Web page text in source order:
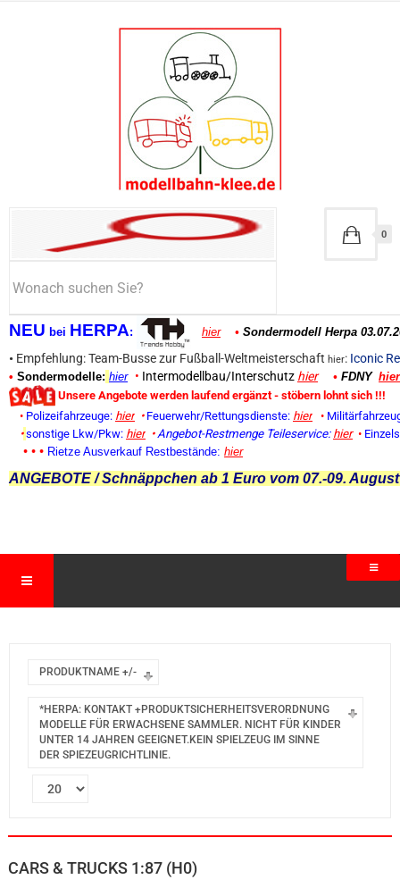
NEU bei HERPA: hier • Sondermodell Herpa
• Empfehlung: Team-Busse zur Fußball-Weltmeisterschaft hier: Iconic
• Sondermodelle: hier • Intermodellbau/Interschutz hier • FDNY hier
Unsere Angebote werden laufend ergänzt - stöbern lohnt sich !!!
• Polizeifahrzeuge: hier • Feuerwehr/Rettungsdienste: hier •
• sonstige Lkw/Pkw: hier • Angebot-Restmenge Teileservice: hier •
• • • Rietze Ausverkauf Restbestände: hier
ANGEBOTE / Schnäppchen ab 1 Euro vom 07.-09.
0
PRODUKTNAME +/-
*HERPA: KONTAKT +PRODUKTSICHERHEITSVERORDNUNG
MODELLE FÜR ERWACHSENE SAMMLER. NICHT FÜR KINDER
UNTER 14 JAHREN GEEIGNET.KEIN SPIELZEUG IM SINNE
DER SPIEZEUGRICHTLINIE.
CARS & TRUCKS 1:87 (H0)